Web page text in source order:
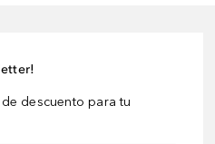
descuento para tu